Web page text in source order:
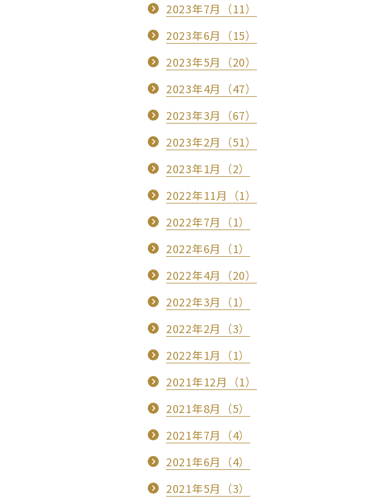
2023年7月（11）
2023年6月（15）
2023年5月（20）
2023年4月（47）
2023年3月（67）
2023年2月（51）
2023年1月（2）
2022年11月（1）
2022年7月（1）
2022年6月（1）
2022年4月（20）
2022年3月（1）
2022年2月（3）
2022年1月（1）
2021年12月（1）
2021年8月（5）
2021年7月（4）
2021年6月（4）
2021年5月（3）